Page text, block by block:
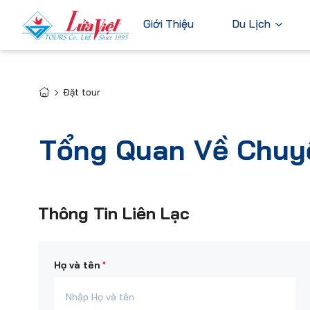
Giới Thiệu Du Lịch
Du Lịch Trong Nước
Tour Cao Cấp
Pháp
Đặt tour
Tổng Quan Về
Thông Tin Liên Lạc
Họ và tên *